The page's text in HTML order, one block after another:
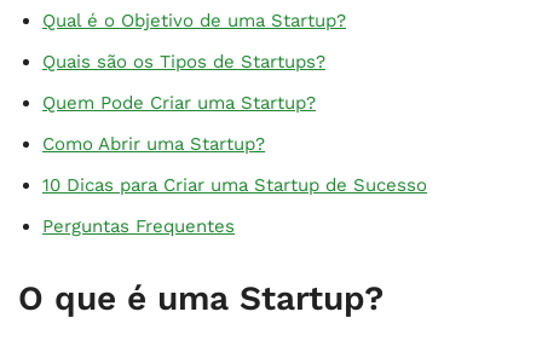
Qual é o Objetivo de uma Startup?
Quais são os Tipos de Startups?
Quem Pode Criar uma Startup?
Como Abrir uma Startup?
10 Dicas para Criar uma Startup de Sucesso
Perguntas Frequentes
O que é uma Startup?